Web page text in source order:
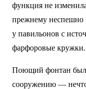
функция не
прежнему неспешно
у павильонов с
фарфоровые кружки.
Поющий фонтан был
сооружению —